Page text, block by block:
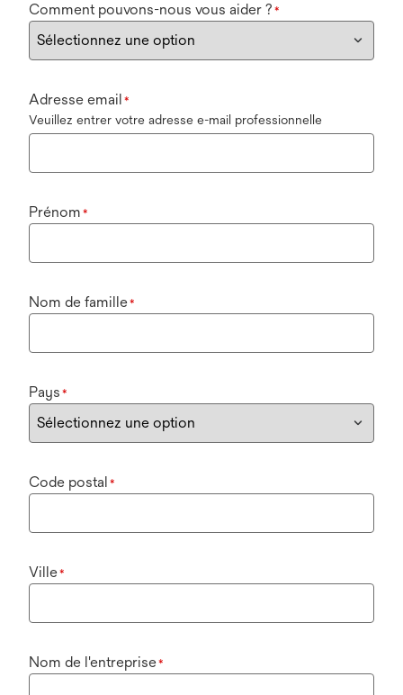
Comment pouvons-nous vous aider ? *
Adresse email *
Veuillez entrer votre adresse e-mail professionnelle
Prénom *
Nom de famille*
Pays *
Code postal *
Ville*
Nom de l'entreprise*